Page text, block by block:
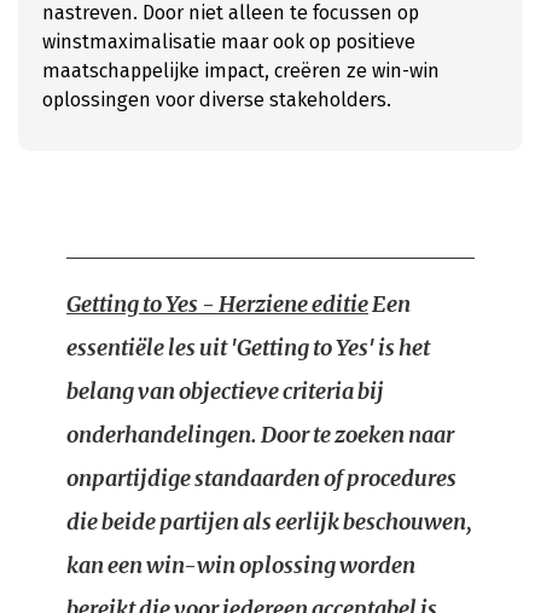
nastreven. Door niet alleen te focussen op
winstmaximalisatie maar ook op positieve
maatschappelijke impact, creëren ze win-win
oplossingen voor diverse stakeholders.
Getting to Yes - Herziene editieEen
essentiële les uit 'Getting to Yes' is het
belang van objectieve criteria bij
onderhandelingen. Door te zoeken naar
onpartijdige standaarden of procedures
die beide partijen als eerlijk beschouwen,
kan een win-win oplossing worden